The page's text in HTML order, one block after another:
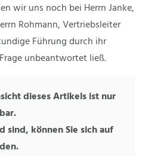
wir uns noch bei Herrn Janke,
Rohmann, Vertriebsleiter
Führung durch ihr
unbeantwortet ließ.
dieses Artikels ist nur
sind, können Sie sich auf